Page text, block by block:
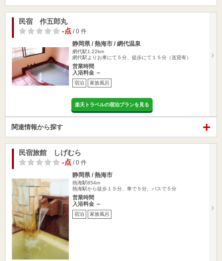
民宿 作五郎丸
-点 / 0 件
静岡県 / 熱海市 / 網代温泉
網代駅1.22km
網代駅よりお車にて５分、徒歩にて１５分（送迎有）
営業時間
入浴料金 ～
宿泊 家族風呂
楽天トラベルの宿泊プランを見る
関連情報から探す
民宿旅館 しげむら
-点 / 0 件
静岡県 / 熱海市
熱海駅854m
熱海駅から徒歩１５分、車で５分、バスで５分
営業時間
入浴料金 ～
宿泊 家族風呂